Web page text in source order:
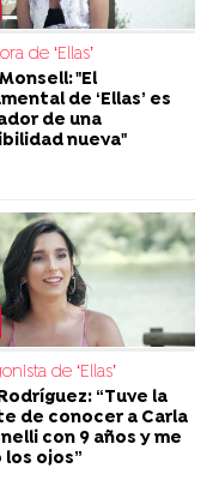
de ‘Ellas’
"El
de ‘Ellas’ es
de una
nueva"
de ‘Ellas’
“Tuve la
de conocer a Carla
con 9 años y me
los ojos”